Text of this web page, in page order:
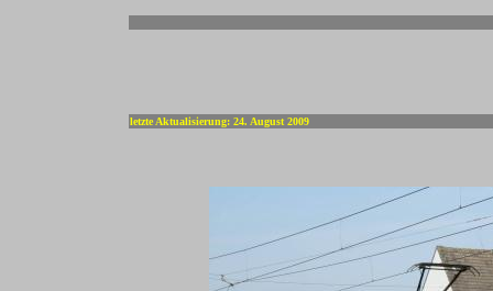
letzte Aktualisierung: 24. August 2009